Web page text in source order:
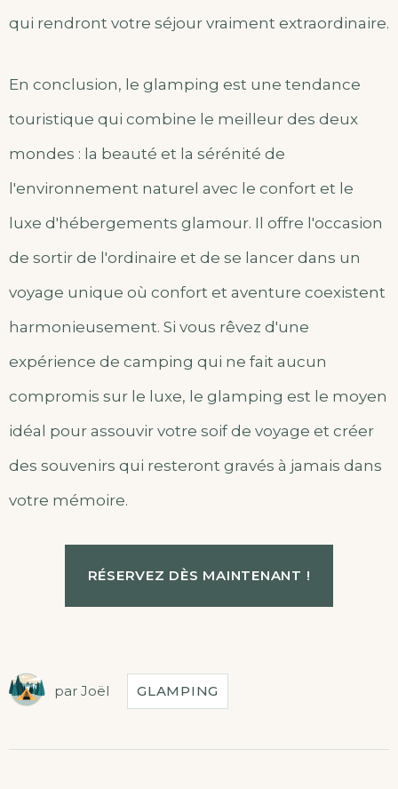
qui rendront votre séjour vraiment extraordinaire.
En conclusion, le glamping est une tendance
touristique qui combine le meilleur des deux
mondes : la beauté et la sérénité de
l'environnement naturel avec le confort et le
luxe d'hébergements glamour. Il offre l'occasion
de sortir de l'ordinaire et de se lancer dans un
voyage unique où confort et aventure coexistent
harmonieusement. Si vous rêvez d'une
expérience de camping qui ne fait aucun
compromis sur le luxe, le glamping est le moyen
idéal pour assouvir votre soif de voyage et créer
des souvenirs qui resteront gravés à jamais dans
votre mémoire.
RÉSERVEZ DÈS MAINTENANT !
par Joël GLAMPING